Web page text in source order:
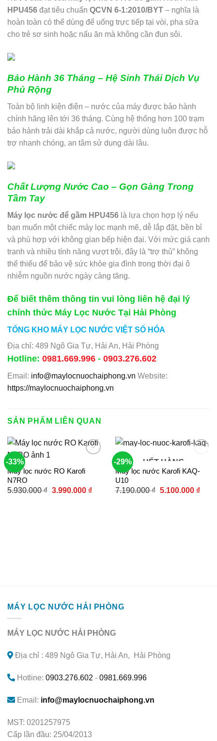
HPU456 đạt tiêu chuẩn QCVN 6-1:2010/BYT – nghĩa là
hoàn toàn có thể dùng để uống trực tiếp tại vòi, pha sữa
cho trẻ sơ sinh hoặc nấu ăn mà không cần đun sôi.
Bảo Hành 36 Tháng – Hệ Sinh Thái Dịch Vụ
Phủ Rộng
Toàn bộ linh kiện điện – nước của máy được bảo hành
chính hãng lên tới 36 tháng. Cùng hệ thống hơn 100 trạm
bảo hành trải dài khắp cả nước, người dùng luôn được hỗ
trợ nhanh chóng, an tâm sử dụng dài lâu.
Chất Lượng Nước Cao – Gọn Gàng Trong
Tầm Tay
Máy lọc nước để gầm HPU456 là lựa chọn hợp lý nếu
bạn muốn một chiếc máy lọc mạnh mẽ, dễ lắp đặt, bền bỉ
và phù hợp với không gian bếp hiện đại. Với mức giá cạnh
tranh và nhiều tính năng vượt trội, đây là “trợ thủ” không
thể thiếu để bảo vệ sức khỏe gia đình trong thời đại ô
nhiễm nguồn nước ngày càng tăng.
Để biết thêm thông tin vui lòng liên hệ đại lý
chính thức Máy Lọc Nước Tại Hải Phòng
TỔNG KHO MÁY LỌC NƯỚC VIỆT SỐ HÓA
Địa chỉ: 489 Ngô Gia Tự, Hải An, Hải Phòng
Hotline: 0981.669.996 - 0903.276.602
Email: info@maylocnuochaiphong.vn Website:
https://maylocnuochaiphong.vn
SẢN PHẨM LIÊN QUAN
-33%
Máy lọc nước RO Karofi
N7RO
5.930.000₫
Giá
3.990.000 ₫Giá
-29% HẾT HÀNG
Máy lọc nước Karofi KAQ-
U10
7.190.000₫
Giá
5.100.000 ₫Giá
MÁY LỌC NƯỚC HẢI PHÒNG
MÁY LỌC NƯỚC HẢI PHÒNG
Địa chỉ : 489 Ngô Gia Tự, Hải An, Hải Phòng
Hotline: 0903.276.602 - 0981.669.996
Email: info@maylocnuochaiphong.vn
MST: 0201257975
Cấp lần đầu: 25/04/2013